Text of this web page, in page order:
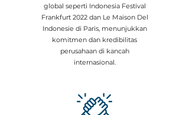
global seperti Indonesia Festival
Frankfurt 2022 dan Le Maison Del
Indonesie di Paris, menunjukkan
komitmen dan kredibilitas
perusahaan di kancah
internasional.